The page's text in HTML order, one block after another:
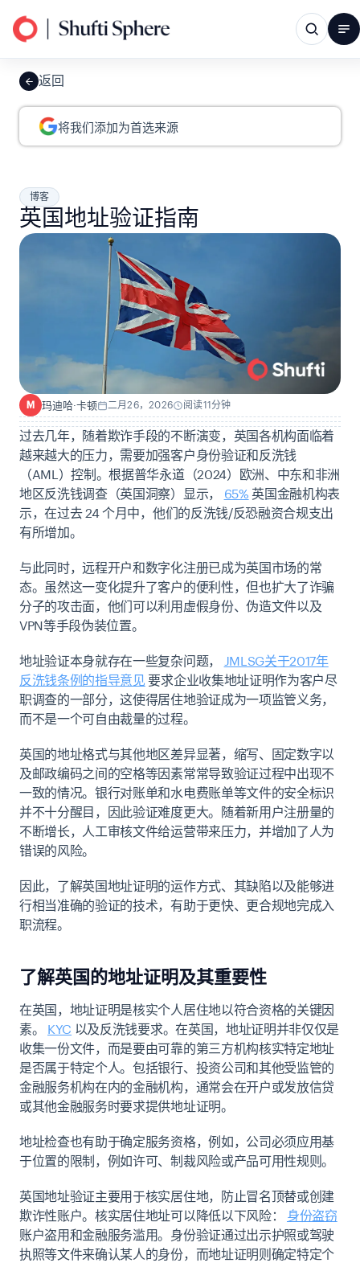
返回
将我们添加为首选来源
博客
英国地址验证指南
M 玛迪哈·卡顿 二月26，2026 阅读11分钟
过去几年，随着欺诈手段的不断演变，英国各机构面临着
越来越大的压力，需要加强客户身份验证和反洗钱
（AML）控制。根据普华永道（2024）欧洲、中东和非洲
地区反洗钱调查（英国洞察）显示， 65% 英国金融机构表
示，在过去 24 个月中，他们的反洗钱/反恐融资合规支出
有所增加。
与此同时，远程开户和数字化注册已成为英国市场的常
态。虽然这一变化提升了客户的便利性，但也扩大了诈骗
分子的攻击面，他们可以利用虚假身份、伪造文件以及
VPN等手段伪装位置。
地址验证本身就存在一些复杂问题， JMLSG关于2017年
反洗钱条例的指导意见 要求企业收集地址证明作为客户尽
职调查的一部分，这使得居住地验证成为一项监管义务，
而不是一个可自由裁量的过程。
英国的地址格式与其他地区差异显著，缩写、固定数字以
及邮政编码之间的空格等因素常常导致验证过程中出现不
一致的情况。银行对账单和水电费账单等文件的安全标识
并不十分醒目，因此验证难度更大。随着新用户注册量的
不断增长，人工审核文件给运营带来压力，并增加了人为
错误的风险。
因此，了解英国地址证明的运作方式、其缺陷以及能够进
行相当准确的验证的技术，有助于更快、更合规地完成入
职流程。
了解英国的地址证明及其重要性
在英国，地址证明是核实个人居住地以符合资格的关键因
素。
KYC 以及反洗钱要求。在英国，地址证明并非仅仅是
收集一份文件，而是要由可靠的第三方机构核实特定地址
是否属于特定个人。包括银行、投资公司和其他受监管的
金融服务机构在内的金融机构，通常会在开户或发放信贷
或其他金融服务时要求提供地址证明。
地址检查也有助于确定服务资格，例如，公司必须应用基
于位置的限制，例如许可、制裁风险或产品可用性规则。
英国地址验证主要用于核实居住地，防止冒名顶替或创建
欺诈性账户。核实居住地址可以降低以下风险： 身份盗窃
账户盗用和金融服务滥用。身份验证通过出示护照或驾驶
执照等文件来确认某人的身份，而地址证明则确定特定个